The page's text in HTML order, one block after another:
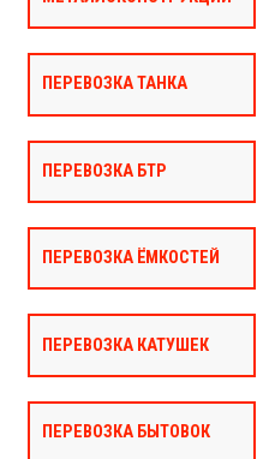
ПЕРЕВОЗКА ТАНКА
ПЕРЕВОЗКА БТР
ПЕРЕВОЗКА ЁМКОСТЕЙ
ПЕРЕВОЗКА КАТУШЕК
ПЕРЕВОЗКА БЫТОВОК